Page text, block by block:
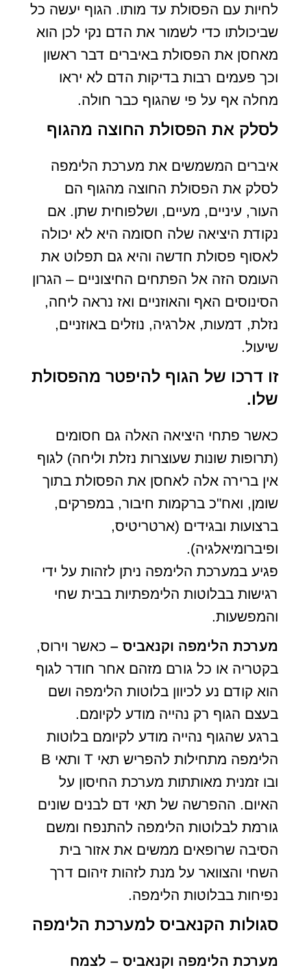
לחיות עם הפסולת עד מותו. הגוף יעשה כל
שביכולתו כדי לשמור את הדם נקי לכן הוא
מאחסן את הפסולת באיברים דבר ראשון
וכך פעמים רבות בדיקות הדם לא יראו
מחלה אף על פי שהגוף כבר חולה.
לסלק את הפסולת החוצה מהגוף
איברים המשמשים את מערכת הלימפה
לסלק את הפסולת החוצה מהגוף הם
העור, עיניים, מעיים, ושלפוחית שתן. אם
נקודת היציאה שלה חסומה היא לא יכולה
לאסוף פסולת חדשה והיא גם תפלוט את
העומס הזה אל הפתחים החיצוניים – הגרון
הסינוסים האף והאוזניים ואז נראה ליחה,
נזלת, דמעות, אלרגיה, נוזלים באוזניים,
שיעול.
זו דרכו של הגוף להיפטר מהפסולת
שלו.
כאשר פתחי היציאה האלה גם חסומים
(תרופות שונות שעוצרות נזלת וליחה) לגוף
אין ברירה אלה לאחסן את הפסולת בתוך
שומן, ואח"כ ברקמות חיבור, במפרקים,
ברצועות ובגידים (ארטריטיס,
ופיברומיאלגיה).
פגיע במערכת הלימפה ניתן לזהות על ידי
רגישות בבלוטות הלימפתיות בבית שחי
והמפשעות.
מערכת הלימפה וקנאביס – כאשר וירוס,
בקטריה או כל גורם מזהם אחר חודר לגוף
הוא קודם נע לכיוון בלוטות הלימפה ושם
בעצם הגוף רק נהייה מודע לקיומם.
ברגע שהגוף נהייה מודע לקיומם בלוטות
הלימפה מתחילות להפריש תאי T ותאי B
ובו זמנית מאותתות מערכת החיסון על
האיום. ההפרשה של תאי דם לבנים שונים
גורמת לבלוטות הלימפה להתנפח ומשם
הסיבה שרופאים ממשים את אזור בית
השחי והצוואר על מנת לזהות זיהום דרך
נפיחות בבלוטות הלימפה.
סגולות הקנאביס למערכת הלימפה
מערכת הלימפה וקנאביס – לצמח